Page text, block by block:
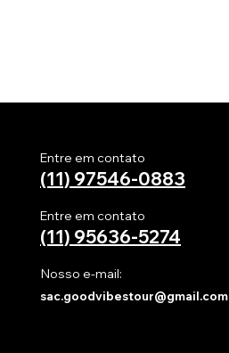
Entre em contato
(11) 97546-0883
Entre em contato
(11) 95636-5274
Nosso e-mail:
sac.goodvibestour@gmail.com